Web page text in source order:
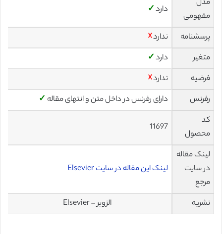
مدل
مفهومی
دارد✓
پرسشنامه ندارد☓
متغیر
دارد✓
فرضیه
ندارد☓
رفرنس
دارای رفرنس در داخل متن و انتهای مقاله ✓
کد
محصول
11697
لینک مقاله
در سایت
مرجع
لینک این مقاله در سایت Elsevier
نشریه الزویر – Elsevier